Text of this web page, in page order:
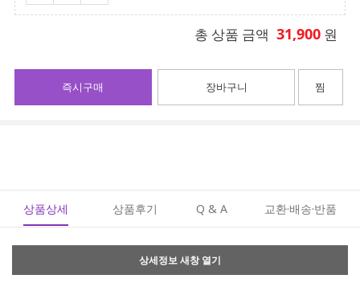
총 상품 금액 31,900 원
장바구니
즉시구매 찜
상품상세 상품후기 Q & A 교환·배송·반품
상세정보 새창 열기